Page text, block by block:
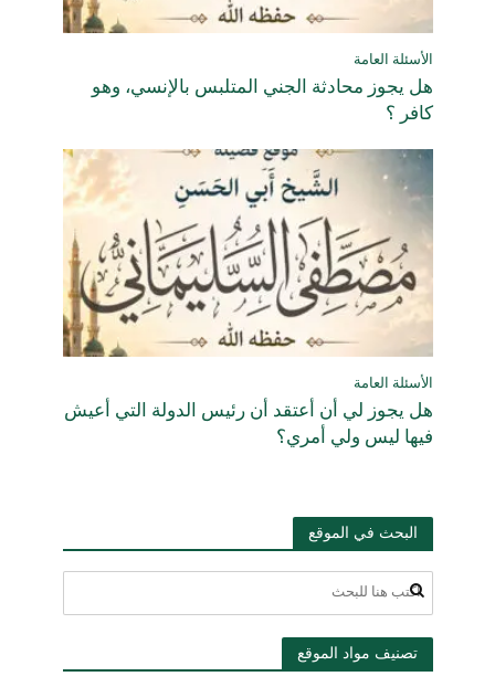
الأسئلة العامة
هل يجوز محادثة الجني المتلبس بالإنسي، وهو
كافر ؟
الأسئلة العامة
هل يجوز لي أن أعتقد أن رئيس الدولة التي أعيش
فيها ليس ولي أمري؟
البحث في الموقع
تصنيف مواد الموقع